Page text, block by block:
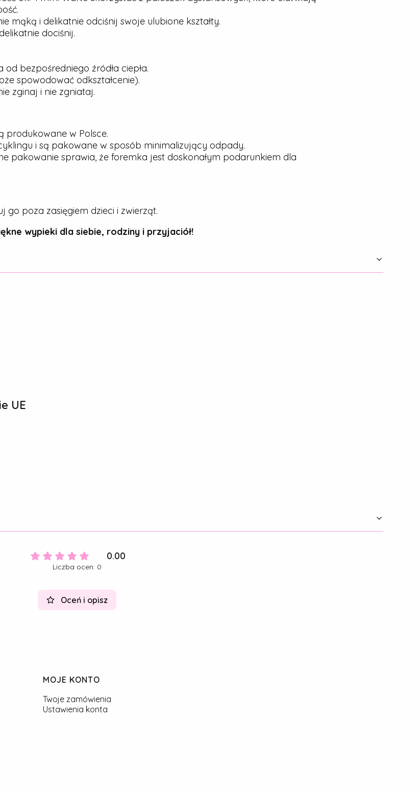
mąką i delikatnie odciśnij swoje ulubione kształty.
dociśnij.
bezpośredniego źródła ciepła.
spowodować odkształcenie).
zginaj i nie zgniataj.
produkowane w Polsce.
i są pakowane w sposób minimalizujący odpady.
pakowanie sprawia, że foremka jest doskonałym podarunkiem dla
go poza zasięgiem dzieci i zwierząt.
wypieki dla siebie, rodziny i przyjaciół!
UE
0.00
Liczba ocen: 0
Oceń i opisz
MOJE KONTO
Twoje zamówienia
Ustawienia konta